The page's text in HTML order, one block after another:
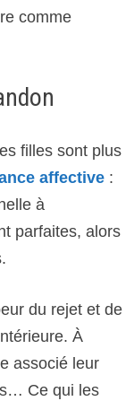
comme
filles sont plus
affective :
à
parfaites, alors
du rejet et de
À
associé leur
Ce qui les